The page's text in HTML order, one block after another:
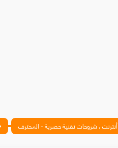
، شروحات تقنية حصرية - المحترف